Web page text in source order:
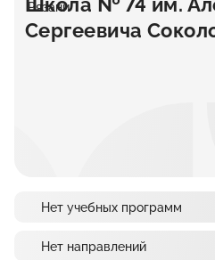
Сергеевича
Нет учебных программ
Нет направлений